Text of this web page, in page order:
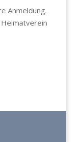
Anmeldung.